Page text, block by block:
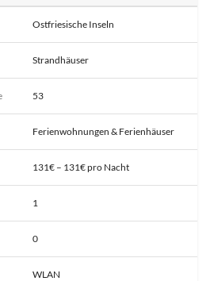
Ostfriesische Inseln
Strandhäuser
53
Ferienwohnungen & Ferienhäuser
131€ – 131€ pro Nacht
1
0
WLAN